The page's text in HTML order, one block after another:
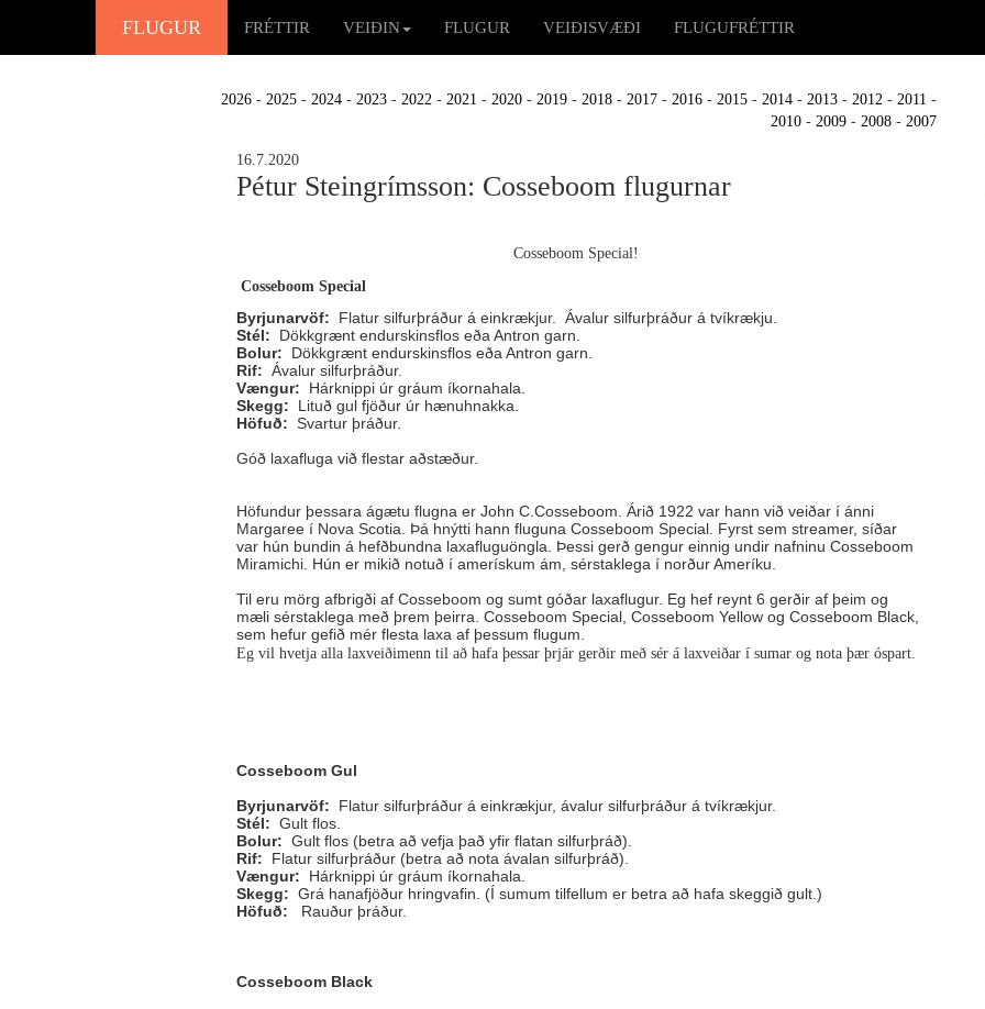
FLUGUR FRÉTTIR VEIÐIN FLUGUR VEIÐISVÆÐI FLUGUFRÉTTIR
2026 - 2025 - 2024 - 2023 - 2022 - 2021 - 2020 - 2019 - 2018 - 2017 - 2016 - 2015 - 2014 - 2013 - 2012 - 2011 -
2010 - 2009 - 2008 - 2007
16.7.2020
Pétur Steingrímsson: Cosseboom flugurnar
Cosseboom Special!
Cosseboom Special
Byrjunarvöf: Flatur silfurþráður á einkrækjur. Ávalur silfurþráður á tvíkrækju.
Stél: Dökkgrænt endurskinsflos eða Antron garn.
Bolur:
Dökkgrænt endurskinsflos eða Antron garn.
Rif: Ávalur silfurþráður.
Vængur: Hárknippi úr gráum íkornahala.
Skegg:
Lituð gul fjöður úr hænuhnakka.
Höfuð: Svartur þráður.
Góð laxafluga við flestar aðstæður.
Höfundur þessara ágætu flugna er John C.Cosseboom. Árið 1922 var hann við veiðar í ánni
Margaree í Nova Scotia. Þá hnýtti hann fluguna Cosseboom Special. Fyrst sem streamer, síðar
var hún bundin á hefðbundna laxafluguöngla. Þessi gerð gengur einnig undir nafninu Cosseboom
Miramichi. Hún er mikið notuð í amerískum ám, sérstaklega í norður Ameríku.
Til eru mörg afbrigði af Cosseboom og sumt góðar laxaflugur. Eg hef reynt 6 gerðir af þeim og
mæli sérstaklega með þrem þeirra. Cosseboom Special, Cosseboom Yellow og Cosseboom Black,
sem hefur gefið mér flesta laxa af þessum flugum.
Eg vil hvetja alla laxveiðimenn til að hafa þessar þrjár gerðir með sér á laxveiðar í sumar og nota þær óspart.
Cosseboom Gul
Byrjunarvöf: Flatur silfurþráður á einkrækjur, ávalur silfurþráður á tvíkrækjur.
Stél: Gult flos.
Bolur: Gult flos (betra að vefja það yfir flatan silfurþráð).
Rif:
Flatur silfurþráður (betra að nota ávalan silfurþráð).
Vængur: Hárknippi úr gráum íkornahala.
Skegg: Grá hanafjöður hringvafin. (Í sumum tilfellum er betra að hafa skeggið gult.)
Höfuð: Rauður þráður.
Cosseboom Black